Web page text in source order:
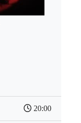
20:00